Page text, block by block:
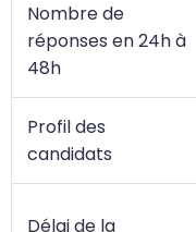
Nombre de
réponses en 24h à
48h
Profil des
candidats
Délai de la